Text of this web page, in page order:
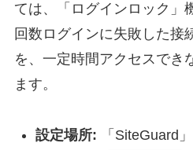
ては、「ログインロック」
回数ログインに失敗した接
を、一定時間アクセスでき
ます。
設定場所: 「SiteGuard